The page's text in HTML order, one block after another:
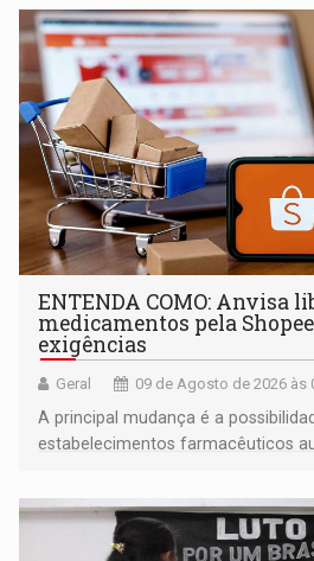
ENTENDA COMO: Anvisa
medicamentos pela
exigências
Geral 09 de Agosto de 2026 às
A principal mudança é a
estabelecimentos farmacêuticos